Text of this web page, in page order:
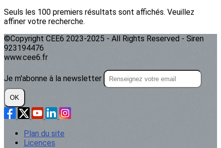
Seuls les 100 premiers résultats sont affichés. Veuillez
affiner votre recherche.
©Copyright CEE6 2023-2025 - All Rights Reserved - Siren
923194476
www.cee6.fr
Je m'abonne à la newsletter
OK
Plan du site
Licences